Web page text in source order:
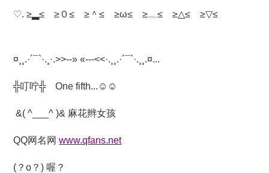
♡. ≥▂≤ ≥０≤ ≥＾≤ ≥ω≤ ≥﹏≤ ≥△≤ ≥▽≤
¤¸¸.·´¯`·.¸·.>>--» «---<<·.¸¸.·´¯`·.¸¸.¤...
╬叮咛╬ One fifth...☺☺
&( ^___^ )& 麻花辫女孩
QQ网名网www.qfans.net
(？o？) 喔？